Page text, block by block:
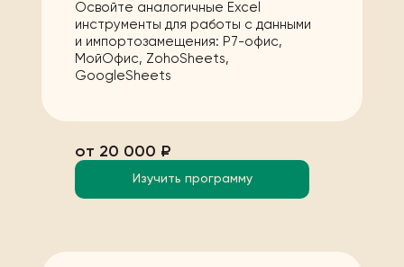
Освойте аналогичные Excel
инструменты для работы с данными
и импортозамещения: Р7-офис,
МойОфис, ZohoSheets,
GoogleSheets
от 20 000 ₽
Изучить программу